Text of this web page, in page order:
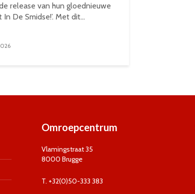
release van hun gloednieuwe
In De Smidse!’. Met dit...
Omroepcentrum
Vlamingstraat 35
8000 Brugge
T. +32(0)50-333 383